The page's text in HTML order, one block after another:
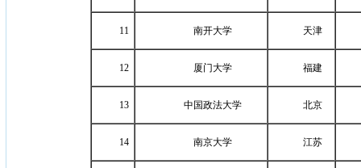
11 南开大学 天津
12 厦门大学 福建
13 中国政法大学 北京
14 南京大学 江苏